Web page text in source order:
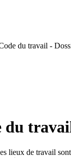
du travail -
lieux de travail